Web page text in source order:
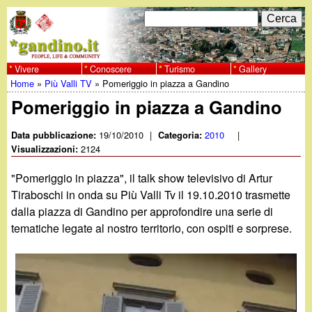
al
contenuto
principale
w
w
w
.
g
a
n
F
o
r
m
d
i
r
i
c
e
r
C
e
r
c
a
Vivere Conoscere Turismo Gallery
Tu
sei
qui
Home » Più Valli TV » Pomeriggio in piazza a Gandino
Pomeriggio in piazza a Gandino
Data pubblicazione: 19/10/2010 | Categoria:2010 |
Visualizzazioni:2124
"Pomeriggio in piazza", il talk show televisivo di Artur
Tiraboschi in onda su Più Valli Tv il 19.10.2010 trasmette
dalla piazza di Gandino per approfondire una serie di
tematiche legate al nostro territorio, con ospiti e sorprese.